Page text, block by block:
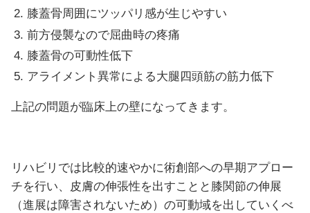
膝蓋骨周囲にツッパリ感が生じやすい
前方侵襲なので屈曲時の疼痛
膝蓋骨の可動性低下
アライメント異常による大腿四頭筋の筋力低下
上記の問題が臨床上の壁になってきます。
リハビリでは比較的速やかに術創部への早期アプロー
チを行い、皮膚の伸張性を出すことと膝関節の伸展
（進展は障害されないため）の可動域を出していくべ